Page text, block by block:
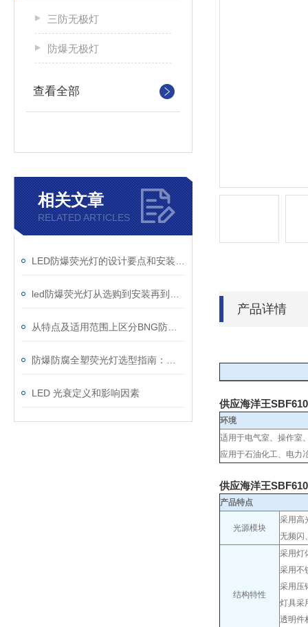
三防无极灯
防爆无极灯
查看全部
相关文章
RELATED ARTICLES
LED 光衰定义和影响因素
产品详情
供应海洋王
环境
适用于电气室、操作室
应用于石油化工、电力
供应海洋王
产品特点
光源模块
采用高
无频闪
结构特性
采用灯
采用不
采用压
灯具采
透明件